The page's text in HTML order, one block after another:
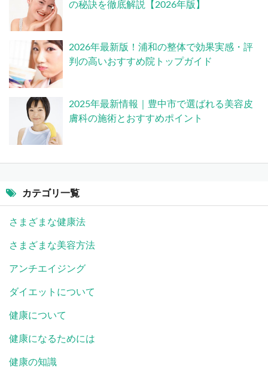
の秘訣を徹底解説【2026年版】
2026年最新版！浦和の整体で効果実感・評
判の高いおすすめ院トップガイド
2025年最新情報｜豊中市で選ばれる美容皮
膚科の施術とおすすめポイント
カテゴリ一覧
さまざまな健康法
さまざまな美容方法
アンチエイジング
ダイエットについて
健康について
健康になるためには
健康の知識